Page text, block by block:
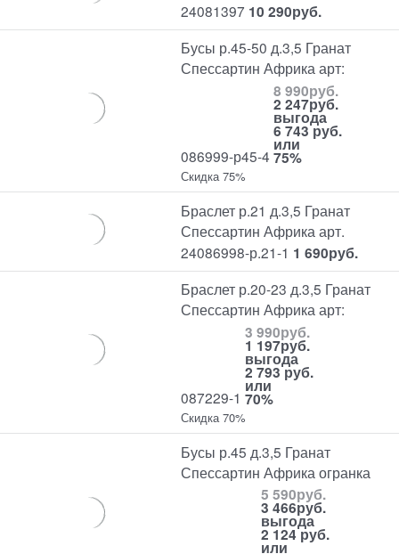
24081397 10 290руб.
Бусы р.45-50 д.3,5 Гранат
Спессартин Африка арт:
086999-р45-4
8 990руб.
2 247руб.
выгода
6 743 руб.
или
75%
Скидка 75%
Браслет р.21 д.3,5 Гранат
Спессартин Африка арт.
24086998-р.21-1 1 690руб.
Браслет р.20-23 д.3,5 Гранат
Спессартин Африка арт:
087229-1
3 990руб.
1 197руб.
выгода
2 793 руб.
или
70%
Скидка 70%
Бусы р.45 д.3,5 Гранат
Спессартин Африка огранка
5 590руб.
3 466руб.
выгода
2 124 руб.
или